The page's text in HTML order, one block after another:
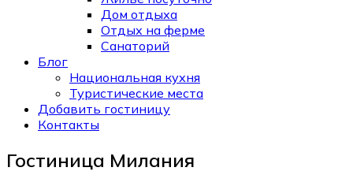
Дом отдыха
Отдых на ферме
Санаторий
Блог
Национальная кухня
Туристические места
Добавить гостиницу
Контакты
Гостиница Милания